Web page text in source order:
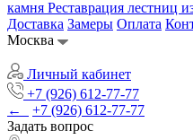
камня Реставрация лестниц
Доставка Замеры Оплата
Москва
Личный кабинет
+7 (926) 612-77-77
←
+7 (926) 612-77-77
Задать вопрос